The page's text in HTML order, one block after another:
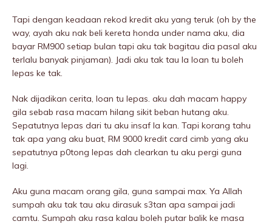
Tapi dengan keadaan rekod kredit aku yang teruk (oh by the
way, ayah aku nak beli kereta honda under nama aku, dia
bayar RM900 setiap bulan tapi aku tak bagitau dia pasal aku
terlalu banyak pinjaman). Jadi aku tak tau la loan tu boleh
lepas ke tak.
Nak dijadikan cerita, loan tu lepas. aku dah macam happy
giIa sebab rasa macam hilang sikit beban hutang aku.
Sepatutnya lepas dari tu aku insaf la kan. Tapi korang tahu
tak apa yang aku buat, RM 9000 kredit card cimb yang aku
sepatutnya p0tong lepas dah clearkan tu aku pergi guna
lagi.
Aku guna macam orang giIa, guna sampai max. Ya Allah
sumpah aku tak tau aku dirasuk s3tan apa sampai jadi
camtu. Sumpah aku rasa kalau boleh putar balik ke masa